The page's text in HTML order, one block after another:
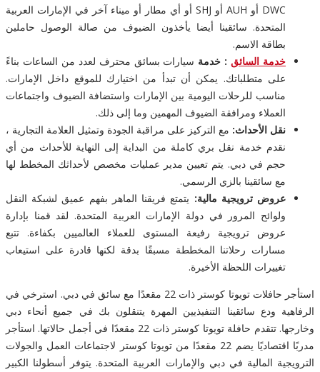
DWC أو AUH أو SHJ أو أي مطار أو ميناء آخر في الإمارات العربية
المتحدة. سائقينا أيضا يأخذون الضيوف من صالة الوصول حاملين
بطاقة الاسم.
خدمة السائق: خدمة سيارات بسائق محترف لعدد من الساعات بناءً
على متطلباتك. يمكن أن تبدأ من اختيارك للموقع داخل الإمارات.
مناسب للرحلات اليومية بين الإمارات واستضافة الضيوف واجتماعات
العملاء ومرافقة الضيوف المهمين وما إلى ذلك.
نقل الأحداث: مع التركيز على مراقبة الجودة وتمثيل العلامة التجارية ،
نقدم خدمة نقل بري كاملة من البداية إلى النهاية للأحداث من أي
حجم في دبي. يتم تعيين مدير عمليات مخصص لأحداثك المخطط لها
مع سائقينا بالزي الرسمي.
عروض ترويجية مالية: يتمتع فريقنا الماهر بفهم عميق لشبكة النقل
ولوائح المرور في دولة الإمارات العربية المتحدة. لقد قمنا بإدارة
عروض ترويجية رفيعة المستوى للعملاء العالميين بكفاءة. تتبع
مسارات رحلاتنا المخططة مسبقًا بدقة لكنها قادرة على استيعاب
تغييرات اللحظة الأخيرة.
استأجر حافلات تويوتا كوستر ذات 22 مقعدًا مع سائق في دبي. استرخي في
الرفاهية ودع سائقينا التنفيذيين المهرة يتنقلون بك في جميع أنحاء دبي
وخارجها. تتقدم حافلة تويوتا كوستر ذات 22 مقعدًا في أجمل حالاتها. استأجر
مدربًا اقتصاديًا يضم 22 مقعدًا من تويوتا كوستر لاجتماعات العمل والجولات
الترويجية المالية في دبي والإمارات العربية المتحدة. يتوفر أسطولنا الكبير